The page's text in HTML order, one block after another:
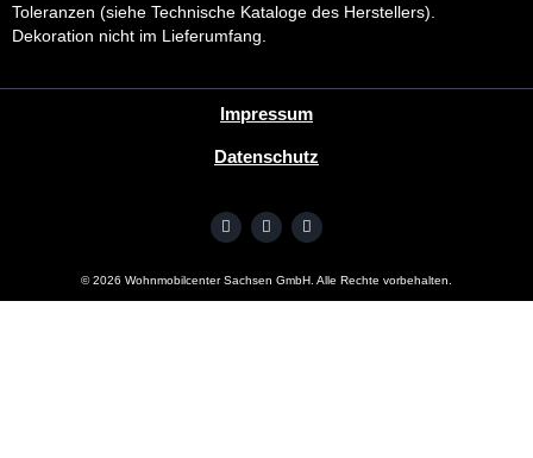
Toleranzen (siehe Technische Kataloge des Herstellers).
Dekoration nicht im Lieferumfang.
Impressum
Datenschutz
©2026 Wohnmobilcenter Sachsen GmbH. Alle Rechte vorbehalten.